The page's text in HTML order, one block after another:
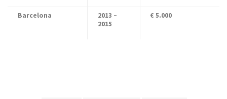
Barcelona
2013 –
2015
€ 5.000